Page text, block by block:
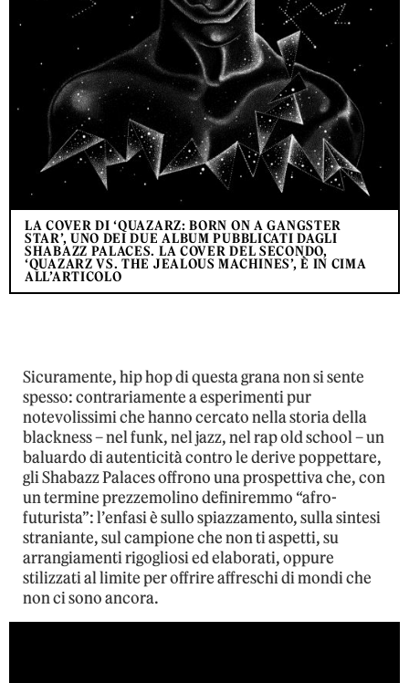
LA COVER DI ‘QUAZARZ: BORN ON A GANGSTER
STAR’, UNO DEI DUE ALBUM PUBBLICATI DAGLI
SHABAZZ PALACES. LA COVER DEL SECONDO,
‘QUAZARZ VS. THE JEALOUS MACHINES’, È IN CIMA
ALL’ARTICOLO
Sicuramente, hip hop di questa grana non si sente
spesso: contrariamente a esperimenti pur
notevolissimi che hanno cercato nella storia della
blackness – nel funk, nel jazz, nel rap old school – un
baluardo di autenticità contro le derive poppettare,
gli Shabazz Palaces offrono una prospettiva che, con
un termine prezzemolino definiremmo “afro-
futurista”: l’enfasi è sullo spiazzamento, sulla sintesi
straniante, sul campione che non ti aspetti, su
arrangiamenti rigogliosi ed elaborati, oppure
stilizzati al limite per offrire affreschi di mondi che
non ci sono ancora.